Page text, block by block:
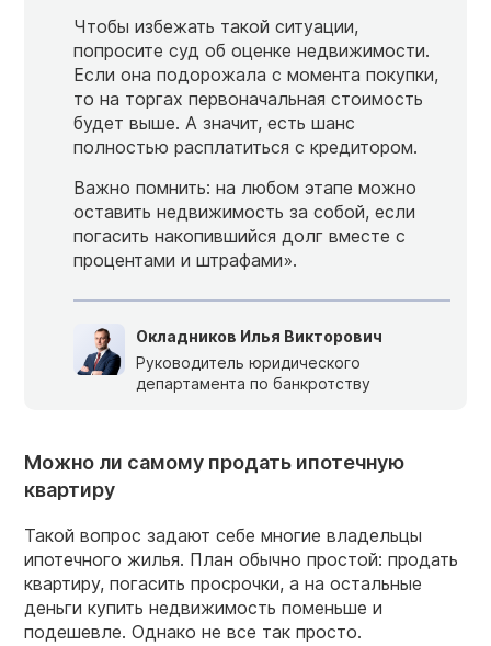
Чтобы избежать такой ситуации,
попросите суд об оценке недвижимости.
Если она подорожала с момента покупки,
то на торгах первоначальная стоимость
будет выше. А значит, есть шанс
полностью расплатиться с кредитором.
Важно помнить: на любом этапе можно
оставить недвижимость за собой, если
погасить накопившийся долг вместе с
процентами и штрафами».
Окладников Илья Викторович
Руководитель юридического
департамента по банкротству
Можно ли самому продать ипотечную
квартиру
Такой вопрос задают себе многие владельцы
ипотечного жилья. План обычно простой: продать
квартиру, погасить просрочки, а на остальные
деньги купить недвижимость поменьше и
подешевле. Однако не все так просто.